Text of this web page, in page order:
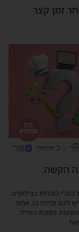
זמן קצר
הקשה.
הזכויות בצילומים
לכם זכויות בו, אתם
כתובת המייל: